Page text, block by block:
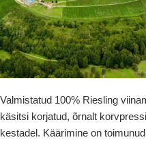
Valmistatud 100% Riesling
käsitsi korjatud, õrnalt
kestadel. Käärimine on